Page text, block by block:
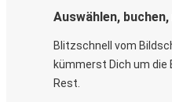
Auswählen,
Blitzschnell vom
kümmerst Dich um die
Rest.